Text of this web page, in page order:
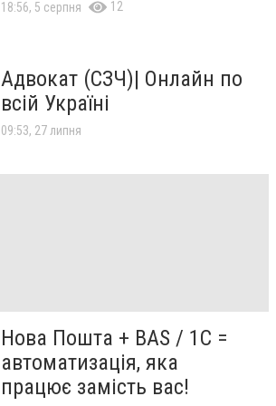
18:56, 5 серпня 12
Адвокат (СЗЧ)| Онлайн по
всій Україні
09:53, 27 липня
Нова Пошта + BAS / 1C =
автоматизація, яка
працює замість вас!